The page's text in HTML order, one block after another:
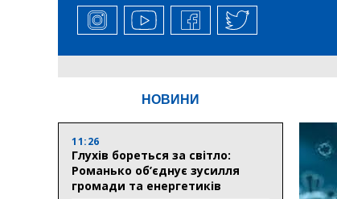
НОВИНИ
11:26
Глухів бореться за світло:
Романько об’єднує зусилля
громади та енергетиків